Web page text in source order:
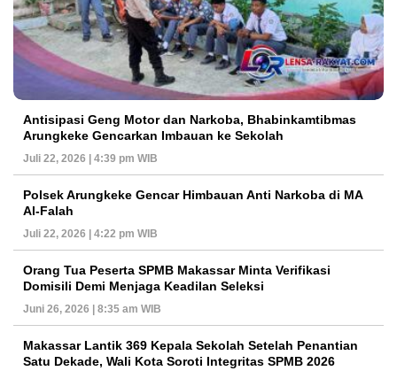
Antisipasi Geng Motor dan Narkoba, Bhabinkamtibmas
Arungkeke Gencarkan Imbauan ke Sekolah
Juli 22, 2026 | 4:39 pm WIB
Polsek Arungkeke Gencar Himbauan Anti Narkoba di MA
Al-Falah
Juli 22, 2026 | 4:22 pm WIB
Orang Tua Peserta SPMB Makassar Minta Verifikasi
Domisili Demi Menjaga Keadilan Seleksi
Juni 26, 2026 | 8:35 am WIB
Makassar Lantik 369 Kepala Sekolah Setelah Penantian
Satu Dekade, Wali Kota Soroti Integritas SPMB 2026